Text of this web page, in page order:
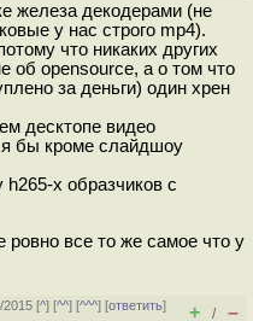
железа декодерами (не
у нас строго mp4).
что никаких других
об opensource, а о том что
за деньги) один хрен
десктопе видео
я бы кроме слайдшоу
х образчиков с
все то же самое что у
2015 [^] [^^] [^^^] [ответить]
+ / –